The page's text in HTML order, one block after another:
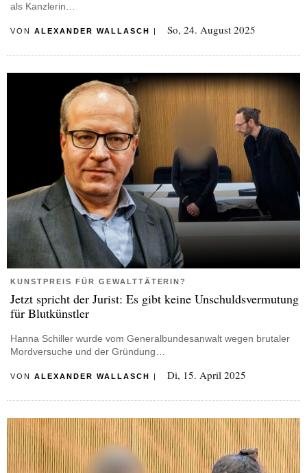
als Kanzlerin…
VON ALEXANDER WALLASCH | So, 24. August 2025
KUNSTPREIS FÜR GEWALTTÄTERIN?
Jetzt spricht der Jurist: Es gibt keine Unschuldsvermutung
für Blutkünstler
Hanna Schiller wurde vom Generalbundesanwalt wegen brutaler
Mordversuche und der Gründung…
VON ALEXANDER WALLASCH | Di, 15. April 2025